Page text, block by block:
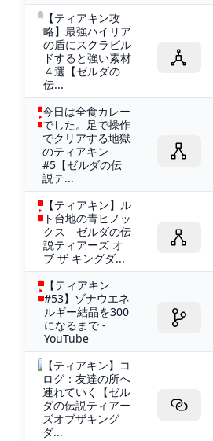
【ティアキン攻
略】最強ハイリア
の盾にスクラビル
ドすると強い素材
４選【ゼルダの
伝...
今日は全食カレー
でした。足で操作
でクリアする地獄
のティアキン
#5【ゼルダの伝
説テ...
【ティアキン】ル
ト台地の青ヒノッ
クス ゼルダの伝
説ティアーズ オ
ブ ザ キングダ...
【ティアキン
#53】ゾナウエネ
ルギー結晶を300
になるまで -
YouTube
【ティアキン】コ
ログ：友達の所へ
連れていく【ゼル
ダの伝説ティアー
ズオブザキング
ダ...